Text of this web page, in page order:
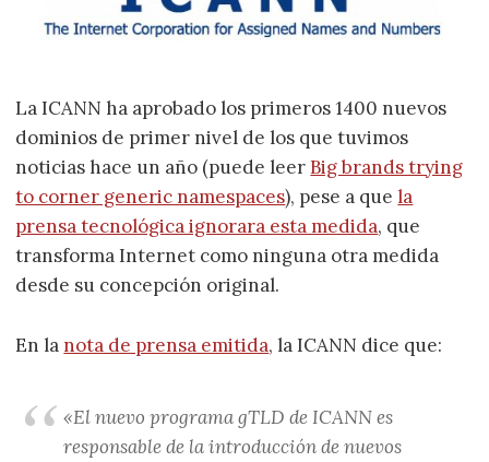
La ICANN ha aprobado los primeros 1400 nuevos
dominios de primer nivel de los que tuvimos
noticias hace un año (puede leerBig brands trying
to corner generic namespaces), pese a quela
prensa tecnológica ignorara esta medida, que
transforma Internet como ninguna otra medida
desde su concepción original.
En lanota de prensa emitida, la ICANN dice que:
«El nuevo programa gTLD de ICANN es
responsable de la introducción de nuevos